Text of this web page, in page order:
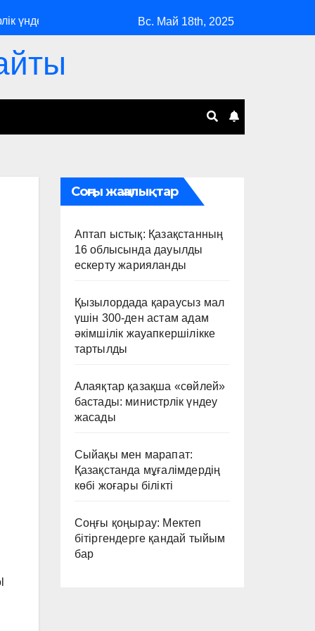
жасады Сыйақы мен марапат: Қазақстанда
Вс. Май 18th, 2025
Соңғы жаңалықтар
Аптап ыстық: Қазақстанның
16 облысында дауылды
ескерту жарияланды
Қызылордада қараусыз мал
үшін 300-ден астам адам
әкімшілік жауапкершілікке
тартылды
Алаяқтар қазақша «сөйлей»
бастады: министрлік үндеу
жасады
Сыйақы мен марапат:
Қазақстанда мұғалімдердің
көбі жоғары білікті
Соңғы қоңырау: Мектеп
бітіргендерге қандай тыйым
бар